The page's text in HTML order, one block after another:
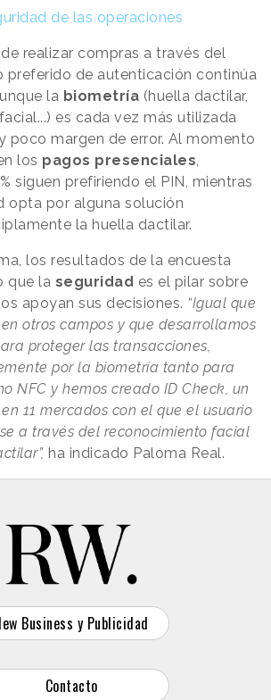
de las operaciones
realizar compras a través del
preferido de autenticación continúa
la biometría (huella dactilar,
es cada vez más utilizada
poco margen de error. Al momento
los pagos presenciales,
siguen prefiriendo el PIN, mientras
opta por alguna solución
la huella dactilar.
los resultados de la encuesta
que la seguridad es el pilar sobre
apoyan sus decisiones. “Igual que
otros campos y que desarrollamos
proteger las transacciones,
por la biometría tanto para
NFC y hemos creado ID Check, un
11 mercados con el que el usuario
a través del reconocimiento facial
ha indicado Paloma Real.
Business y Publicidad
Contacto